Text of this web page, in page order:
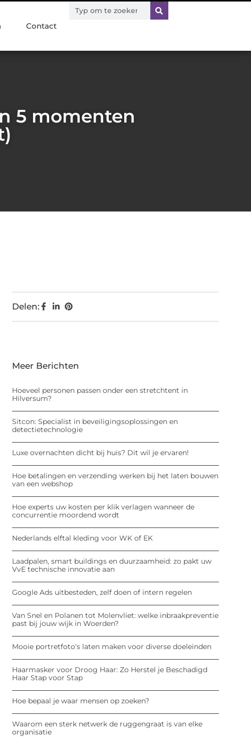
Contact
5 momenten
Delen:
Meer Berichten
Hoeveel personen passen onder een stretchtent in
Hilversum?
Sitcon: Specialist in beveiligingsoplossingen en
detectietechnologie
Luxe overnachten dicht bij huis? Dit wil je ervaren!
Hoe betalingen en verzending werken bij het laten bouwen
van een webshop
Hoe experts uw kosten per klik verlagen wanneer de
concurrentie moordend wordt
Nederlands elftal kleding voor WK of EK
Laadpalen, smart buildings en duurzaamheid: zo pakt uw
VvE technische innovatie aan
Google Ads uitbesteden, zelf doen of intern regelen
Van Snel en Polanen tot Molenvliet: welke inbraakpreventie
past bij jouw wijk in Woerden?
Mooie portretfoto's laten maken voor diverse doeleinden
Haarmasker voor Droog Haar: Zo Herstel je Beschadigd
Haar Stap voor Stap
Hoe bepaal je waar mensen op zoeken?
Waarom een sterk netwerk de ruggengraat is van elke
organisatie